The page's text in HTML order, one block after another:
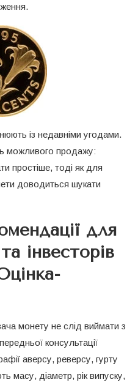
із недавніми угодами.
можливого продажу:
простіше, тоді як для
доводиться шукати
для
інвесторів
монету не слід виймати з
консультації
аверсу, реверсу, гурту
масу, діаметр, рік випуску,